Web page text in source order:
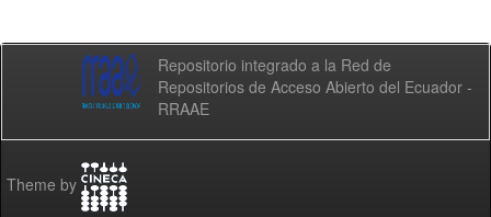
Repositorio integrado a la Red de
Repositorios de Acceso Abierto del Ecuador -
RRAAE
Theme by